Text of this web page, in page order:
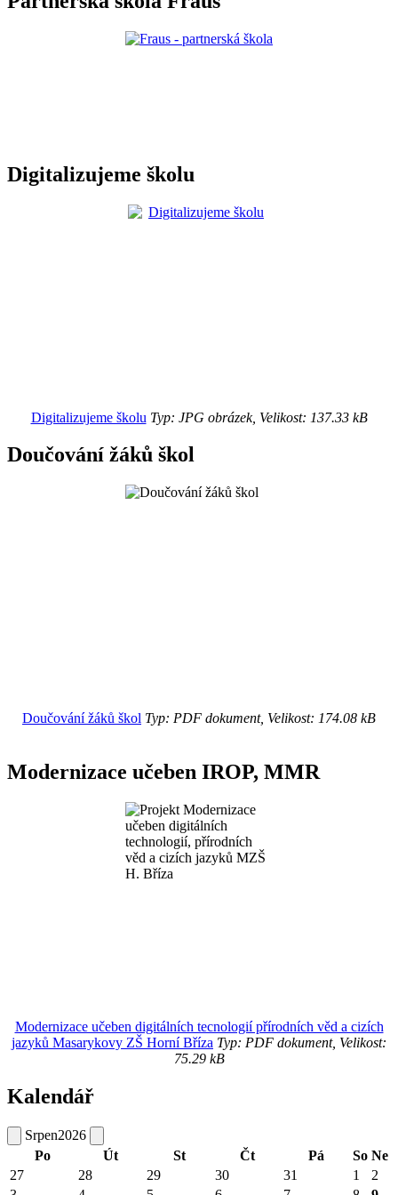
Digitalizujeme školu
Digitalizujeme školu Typ: JPG obrázek, Velikost: 137.33 kB
Doučování žáků škol
Doučování žáků škol Typ: PDF dokument, Velikost: 174.08 kB
Modernizace učeben IROP, MMR
Modernizace učeben digitálních tecnologií přírodních věd a cizích
jazyků Masarykovy ZŠ Horní Bříza Typ: PDF dokument, Velikost:
75.29 kB
Kalendář
Srpen2026
Po
Út St Čt Pá So Ne
27
28 29 30 31 1
2